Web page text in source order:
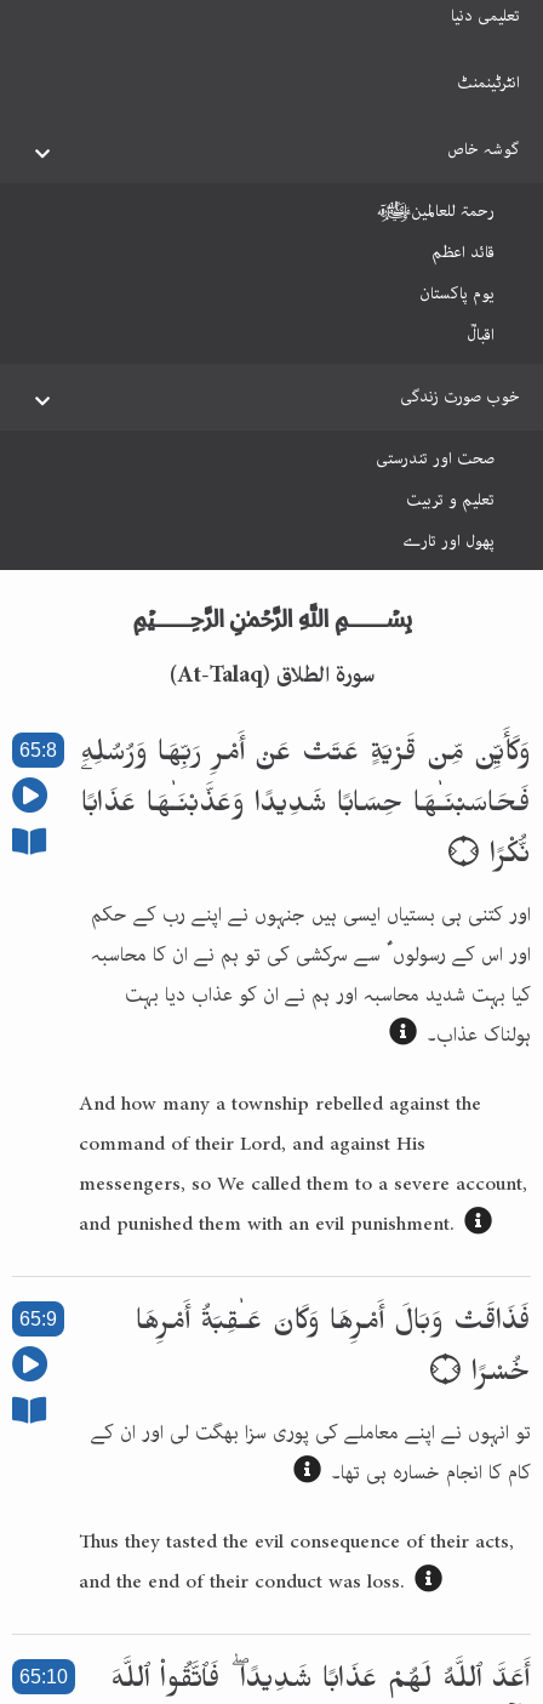
تعلیمی دنیا
انٹرٹینمنٹ
گوشہ خاص
رحمۃ للعالمینﷺ
قائد اعظم
یوم پاکستان
اقبالؒ
خوب صورت زندگی
صحت اور تندرستی
تعلیم و تربیت
پھول اور تارے
﷽
سورة الطلاق (At-Talaq)
وَكَأَيِّن مِّن قَرْيَةٍ عَتَتْ عَنْ أَمْرِ رَبِّهَا وَرُسُلِهِۦ
فَحَاسَبْنَـٰهَا حِسَابًا شَدِيدًا وَعَذَّبْنَـٰهَا عَذَابًا
نُّكْرًا ۝
اور کتنی ہی بستیاں ایسی ہیں جنہوں نے اپنے رب کے حکم
اور اس کے رسولوں ؑ سے سرکشی کی تو ہم نے ان کا محاسبہ
کیا بہت شدید محاسبہ اور ہم نے ان کو عذاب دیا بہت
ہولناک عذاب۔
And how many a township rebelled against the
command of their Lord, and against His
messengers, so We called them to a severe account,
and punished them with an evil punishment.
65:8
فَذَاقَتْ وَبَالَ أَمْرِهَا وَكَانَ عَـٰقِبَةُ أَمْرِهَا
خُسْرًا ۝
تو انہوں نے اپنے معاملے کی پوری سزا بھگت لی اور ان کے
کام کا انجام خسارہ ہی تھا۔
Thus they tasted the evil consequence of their acts,
and the end of their conduct was loss.
65:9
أَعَدَّ ٱللَّهُ لَهُمْ عَذَابًا شَدِيدًا ۖ فَٱتَّقُوا۟ ٱللَّهَ
65:10